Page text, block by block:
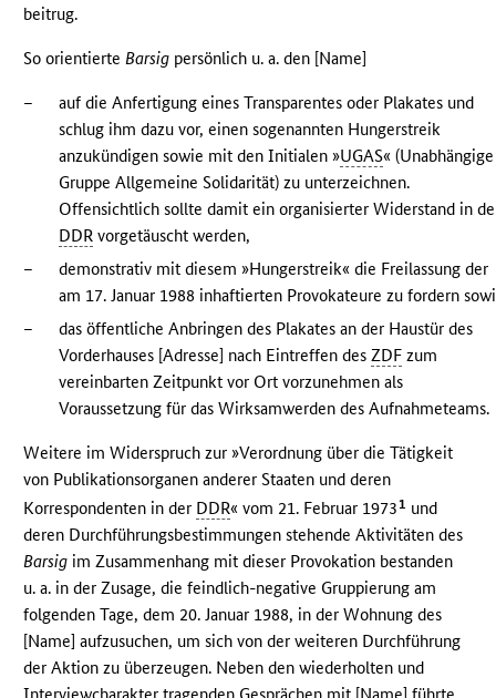
beitrug.
So orientierteBarsig persönlich u. a. den [Name]
–
auf die Anfertigung eines Transparentes oder Plakates und
schlug ihm dazu vor, einen sogenannten Hungerstreik
anzukündigen sowie mit den Initialen »UGAS« (Unabhängige
Gruppe Allgemeine Solidarität) zu unterzeichnen.
Offensichtlich sollte damit ein organisierter Widerstand in
DDR vorgetäuscht werden,
–
demonstrativ mit diesem »Hungerstreik« die Freilassung der
am 17. Januar 1988 inhaftierten Provokateure zu fordern
–
das öffentliche Anbringen des Plakates an der Haustür des
Vorderhauses [Adresse] nach Eintreffen desZDF zum
vereinbarten Zeitpunkt vor Ort vorzunehmen als
Voraussetzung für das Wirksamwerden des Aufnahmeteams.
Weitere im Widerspruch zur »Verordnung über die Tätigkeit
von Publikationsorganen anderer Staaten und deren
Korrespondenten in der DDR« vom 21. Februar 19731 und
deren Durchführungsbestimmungen stehende Aktivitäten des
Barsig im Zusammenhang mit dieser Provokation bestanden
u. a. in der Zusage, die feindlich-negative Gruppierung am
folgenden Tage, dem 20. Januar 1988, in der Wohnung des
[Name] aufzusuchen, um sich von der weiteren Durchführung
der Aktion zu überzeugen. Neben den wiederholten und